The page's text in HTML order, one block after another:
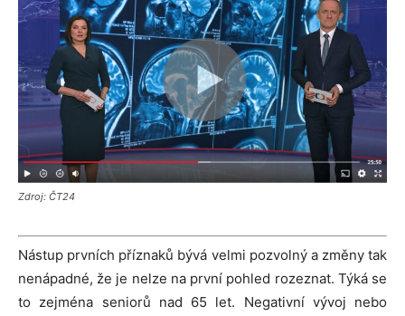
Zdroj: ČT24
Nástup prvních příznaků bývá velmi pozvolný a změny tak
nenápadné, že je nelze na první pohled rozeznat. Týká se
to zejména seniorů nad 65 let. Negativní vývoj nebo